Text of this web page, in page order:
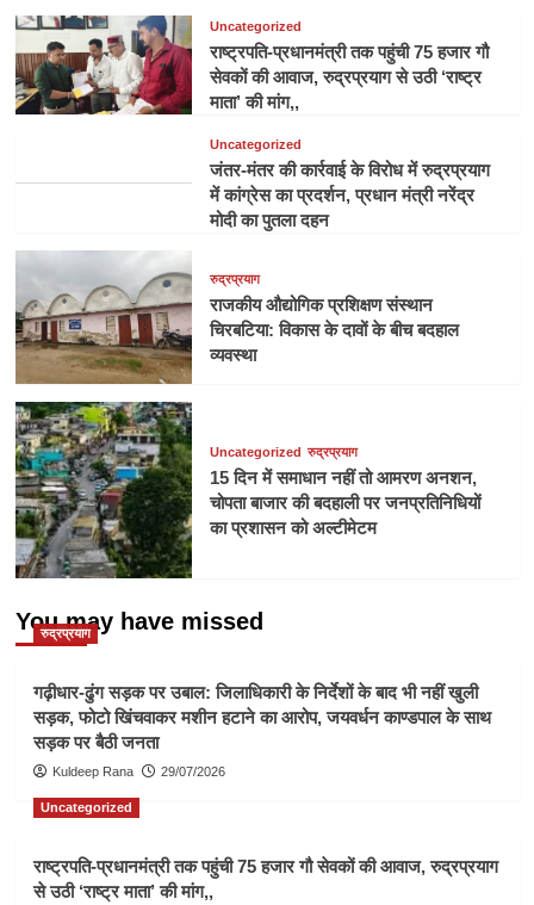
Uncategorized
राष्ट्रपति-प्रधानमंत्री तक पहुंची 75 हजार गौ
सेवकों की आवाज, रुद्रप्रयाग से उठी ‘राष्ट्र
माता’ की मांग,,
Uncategorized
जंतर-मंतर की कार्रवाई के विरोध में रुद्रप्रयाग
में कांग्रेस का प्रदर्शन, प्रधान मंत्री नरेंद्र
मोदी का पुतला दहन
रुद्रप्रयाग
राजकीय औद्योगिक प्रशिक्षण संस्थान
चिरबटिया: विकास के दावों के बीच बदहाल
व्यवस्था
Uncategorized रुद्रप्रयाग
15 दिन में समाधान नहीं तो आमरण अनशन,
चोपता बाजार की बदहाली पर जनप्रतिनिधियों
का प्रशासन को अल्टीमेटम
You may have missed
रुद्रप्रयाग
गढ़ीधार-ढुंग सड़क पर उबाल: जिलाधिकारी के निर्देशों के बाद भी नहीं खुली
सड़क, फोटो खिंचवाकर मशीन हटाने का आरोप, जयवर्धन काण्डपाल के साथ
सड़क पर बैठी जनता
Kuldeep Rana 29/07/2026
Uncategorized
राष्ट्रपति-प्रधानमंत्री तक पहुंची 75 हजार गौ सेवकों की आवाज, रुद्रप्रयाग
से उठी ‘राष्ट्र माता’ की मांग,,